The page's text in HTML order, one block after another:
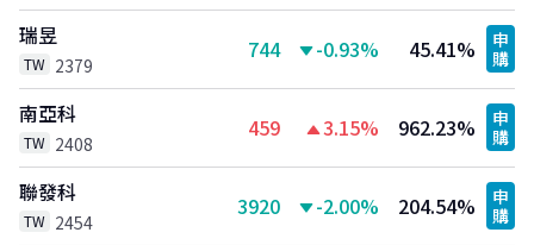
瑞昱
TW 2379
744 -0.93% 45.41%
申
購
南亞科
TW 2408
459 3.15% 962.23%
申
購
聯發科
TW 2454
3920 -2.00% 204.54%
申
購